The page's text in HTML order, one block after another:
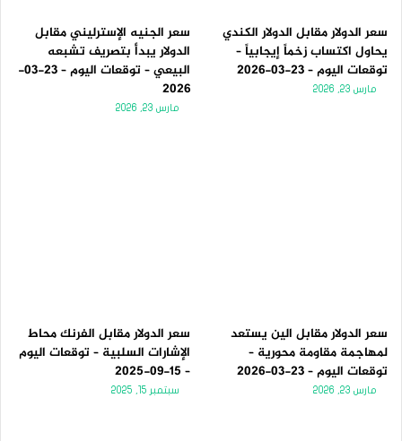
سعر الدولار مقابل الدولار الكندي
يحاول اكتساب زخماً إيجابياً –
توقعات اليوم – 23-03-2026
مارس 23, 2026
سعر الجنيه الإسترليني مقابل
الدولار يبدأ بتصريف تشبعه
البيعي – توقعات اليوم – 23-03-
2026
مارس 23, 2026
سعر الدولار مقابل الين يستعد
لمهاجمة مقاومة محورية –
توقعات اليوم – 23-03-2026
مارس 23, 2026
سعر الدولار مقابل الفرنك محاط
الإشارات السلبية – توقعات اليوم
– 15-09-2025
سبتمبر 15, 2025